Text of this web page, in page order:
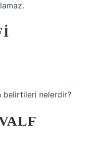
belirtileri nelerdir?